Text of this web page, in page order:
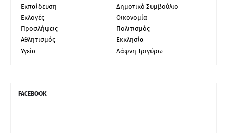
Εκπαίδευση
Δημοτικό Συμβούλιο
Εκλογές
Οικονομία
Προσλήψεις
Πολιτισμός
Αθλητισμός
Εκκλησία
Υγεία
Δάφνη Τριγύρω
FACEBOOK